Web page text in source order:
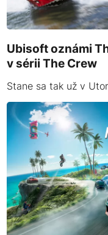
Ubisoft oznámi
v sérii The Crew
Stane sa tak už v